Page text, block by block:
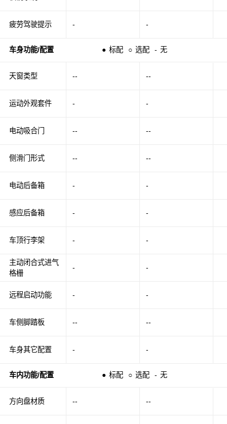
疲劳驾驶提示
车身功能/配置 ● 标配 ○ 选配 - 无
天窗类型
运动外观套件
电动吸合门
侧滑门形式
电动后备箱
感应后备箱
车顶行李架
主动闭合式进气
格栅
远程启动功能
车侧脚踏板
车身其它配置
车内功能/配置 ● 标配 ○ 选配 - 无
方向盘材质
- -
-- --
- -
-- --
-- --
- -
- -
- -
- -
- -
-- --
- -
-- --